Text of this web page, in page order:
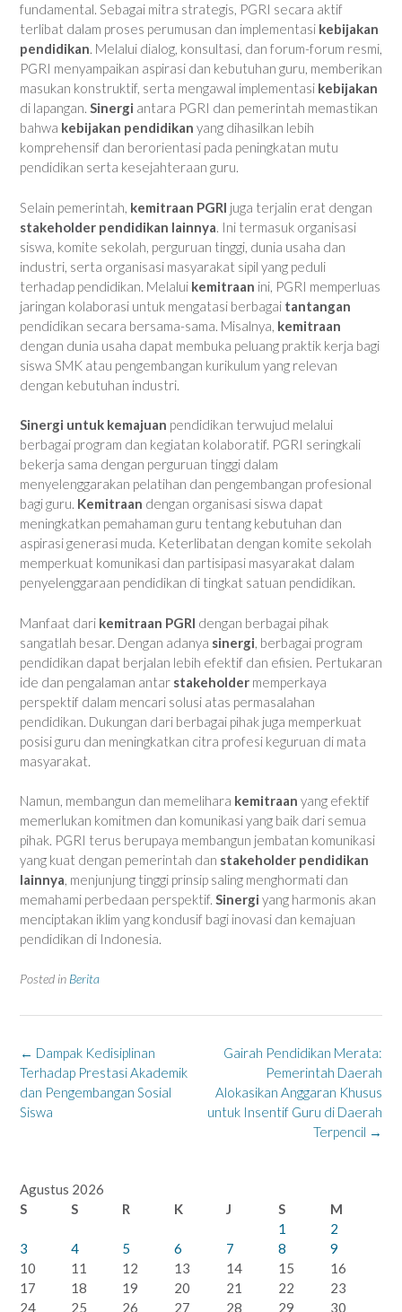
fundamental. Sebagai mitra strategis, PGRI secara aktif
terlibat dalam proses perumusan dan implementasi kebijakan
pendidikan. Melalui dialog, konsultasi, dan forum-forum resmi,
PGRI menyampaikan aspirasi dan kebutuhan guru, memberikan
masukan konstruktif, serta mengawal implementasi kebijakan
di lapangan. Sinergi antara PGRI dan pemerintah memastikan
bahwa kebijakan pendidikan yang dihasilkan lebih
komprehensif dan berorientasi pada peningkatan mutu
pendidikan serta kesejahteraan guru.
Selain pemerintah, kemitraan PGRI juga terjalin erat dengan
stakeholder pendidikan lainnya . Ini termasuk organisasi
siswa, komite sekolah, perguruan tinggi, dunia usaha dan
industri, serta organisasi masyarakat sipil yang peduli
terhadap pendidikan. Melalui kemitraan ini, PGRI memperluas
jaringan kolaborasi untuk mengatasi berbagai tantangan
pendidikan secara bersama-sama. Misalnya, kemitraan
dengan dunia usaha dapat membuka peluang praktik kerja bagi
siswa SMK atau pengembangan kurikulum yang relevan
dengan kebutuhan industri.
Sinergi untuk kemajuan pendidikan terwujud melalui
berbagai program dan kegiatan kolaboratif. PGRI seringkali
bekerja sama dengan perguruan tinggi dalam
menyelenggarakan pelatihan dan pengembangan profesional
bagi guru. Kemitraan dengan organisasi siswa dapat
meningkatkan pemahaman guru tentang kebutuhan dan
aspirasi generasi muda. Keterlibatan dengan komite sekolah
memperkuat komunikasi dan partisipasi masyarakat dalam
penyelenggaraan pendidikan di tingkat satuan pendidikan.
Manfaat dari kemitraan PGRI dengan berbagai pihak
sangatlah besar. Dengan adanya sinergi , berbagai program
pendidikan dapat berjalan lebih efektif dan efisien. Pertukaran
ide dan pengalaman antar stakeholder memperkaya
perspektif dalam mencari solusi atas permasalahan
pendidikan. Dukungan dari berbagai pihak juga memperkuat
posisi guru dan meningkatkan citra profesi keguruan di mata
masyarakat.
Namun, membangun dan memelihara kemitraan yang efektif
memerlukan komitmen dan komunikasi yang baik dari semua
pihak. PGRI terus berupaya membangun jembatan komunikasi
yang kuat dengan pemerintah dan stakeholder pendidikan
lainnya, menjunjung tinggi prinsip saling menghormati dan
memahami perbedaan perspektif. Sinergi yang harmonis akan
menciptakan iklim yang kondusif bagi inovasi dan kemajuan
pendidikan di Indonesia.
Posted in Berita
Post
navigation
Gairah Pendidikan Merata:
Pemerintah Daerah
Alokasikan Anggaran Khusus
untuk Insentif Guru di Daerah
Terpencil →
← Dampak Kedisiplinan
Terhadap Prestasi Akademik
dan Pengembangan Sosial
Siswa
Agustus 2026
S
S R K J S
M
1
2
3
4 5 6 7 8
9
10
11 12 13 14 15
16
17
18 19 20 21 22
23
24
25 26 27 28 29
30